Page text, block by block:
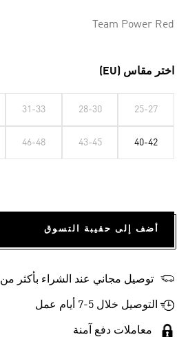
Team Power Red
اختر مقاس (EU)
25-27
28-30
31-33
40-42
43-45
46-48
أضف إلى حقيبة التسوق
توصيل مجاني عند الشراء بأكثر من 55 .د.ب‎
التوصيل خلال 5-7 أيام عمل
معاملات دفع آمنة